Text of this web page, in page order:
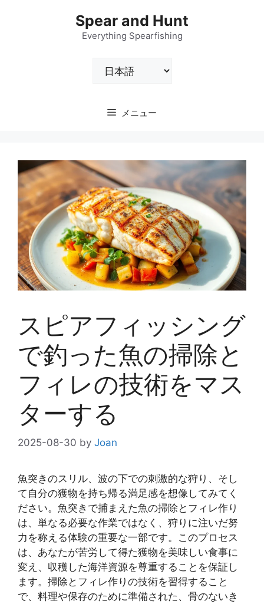
Spear and Hunt
Everything Spearfishing
メニュー
スピアフィッシング
で釣った魚の掃除と
フィレの技術をマス
ターする
2025-08-30 by Joan
魚突きのスリル、波の下での刺激的な狩り、そし
て自分の獲物を持ち帰る満足感を想像してみてく
ださい。魚突きで捕まえた魚の掃除とフィレ作り
は、単なる必要な作業ではなく、狩りに注いだ努
力を称える体験の重要な一部です。このプロセス
は、あなたが苦労して得た獲物を美味しい食事に
変え、収穫した海洋資源を尊重することを保証し
ます。掃除とフィレ作りの技術を習得すること
で、料理や保存のために準備された、骨のないき